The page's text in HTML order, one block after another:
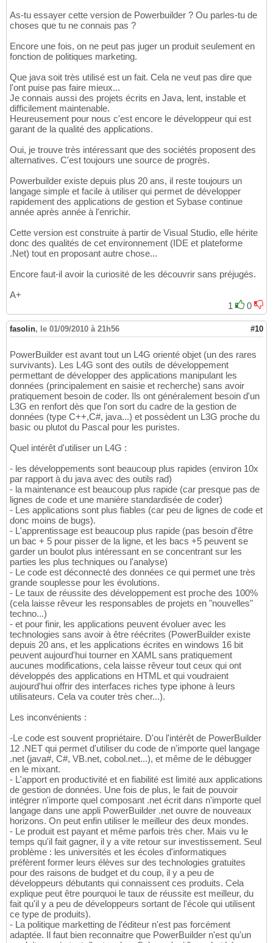
As-tu essayer cette version de Powerbuilder ? Ou parles-tu de
choses que tu ne connais pas ?
Encore une fois, on ne peut pas juger un produit seulement en
fonction de politiques marketing.
Que java soit très utilisé est un fait. Cela ne veut pas dire que
l'ont puise pas faire mieux...
Je connais aussi des projets écrits en Java, lent, instable et
difficilement maintenable.
Heureusement pour nous c'est encore le développeur qui est
garant de la qualité des applications.
Oui, je trouve très intéressant que des sociétés proposent des
alternatives. C'est toujours une source de progrès.
Powerbuilder existe depuis plus 20 ans, il reste toujours un
langage simple et facile à utiliser qui permet de développer
rapidement des applications de gestion et Sybase continue
année après année à l'enrichir.
Cette version est construite à partir de Visual Studio, elle hérite
donc des qualités de cet environnement (IDE et plateforme
.Net) tout en proposant autre chose...
Encore faut-il avoir la curiosité de les découvrir sans préjugés.
A+
1
0
fasolin, le 01/09/2010 à 21h56 #10
PowerBuilder est avant tout un L4G orienté objet (un des rares
survivants). Les L4G sont des outils de développement
permettant de développer des applications manipulant les
données (principalement en saisie et recherche) sans avoir
pratiquement besoin de coder. Ils ont généralement besoin d'un
L3G en renfort dès que l'on sort du cadre de la gestion de
données (type C++,C#, java...) et possèdent un L3G proche du
basic ou plutot du Pascal pour les puristes.
Quel intérêt d'utiliser un L4G :
- les développements sont beaucoup plus rapides (environ 10x
par rapport à du java avec des outils rad)
- la maintenance est beaucoup plus rapide (car presque pas de
lignes de code et une manière standardisée de coder)
- Les applications sont plus fiables (car peu de lignes de code et
donc moins de bugs).
- L'apprentissage est beaucoup plus rapide (pas besoin d'être
un bac + 5 pour pisser de la ligne, et les bacs +5 peuvent se
garder un boulot plus intéressant en se concentrant sur les
parties les plus techniques ou l'analyse)
- Le code est déconnecté des données ce qui permet une très
grande souplesse pour les évolutions.
- Le taux de réussite des développement est proche des 100%
(cela laisse rêveur les responsables de projets en "nouvelles"
techno...)
- et pour finir, les applications peuvent évoluer avec les
technologies sans avoir à être réécrites (PowerBuilder existe
depuis 20 ans, et les applications écrites en windows 16 bit
peuvent aujourd'hui tourner en XAML sans pratiquement
aucunes modifications, cela laisse rêveur tout ceux qui ont
développés des applications en HTML et qui voudraient
aujourd'hui offrir des interfaces riches type iphone à leurs
utilisateurs. Cela va couter très cher...).
Les inconvénients :
-Le code est souvent propriétaire. D'ou l'intérêt de PowerBuilder
12 .NET qui permet d'utiliser du code de n'importe quel langage
.net (java#, C#, VB.net, cobol.net...), et même de le débugger
en le mixant.
- L'apport en productivité et en fiabilité est limité aux applications
de gestion de données. Une fois de plus, le fait de pouvoir
intégrer n'importe quel composant .net écrit dans n'importe quel
langage dans une appli PowerBuilder .net ouvre de nouveaux
horizons. On peut enfin utiliser le meilleur des deux mondes.
- Le produit est payant et même parfois très cher. Mais vu le
temps qu'il fait gagner, il y a vite retour sur investissement. Seul
problème : les universités et les écoles d'informatiques
préfèrent former leurs élèves sur des technologies gratuites
pour des raisons de budget et du coup, il y a peu de
développeurs débutants qui connaissent ces produits. Cela
explique peut être pourquoi le taux de réussite est meilleur, du
fait qu'il y a peu de développeurs sortant de l'école qui utilisent
ce type de produits).
- La politique marketting de l'éditeur n'est pas forcément
adaptée. Il faut bien reconnaitre que PowerBuilder n'est qu'un